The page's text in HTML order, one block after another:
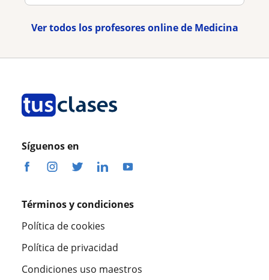
Ver todos los profesores online de Medicina
Síguenos en
Términos y condiciones
Política de cookies
Política de privacidad
Condiciones uso maestros